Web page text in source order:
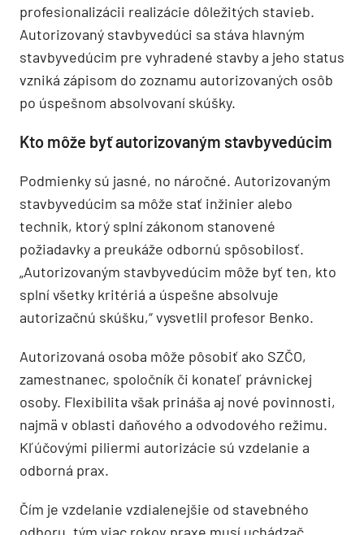
profesionalizácii realizácie dôležitých stavieb.
Autorizovaný stavbyvedúci sa stáva hlavným
stavbyvedúcim pre vyhradené stavby a jeho status
vzniká zápisom do zoznamu autorizovaných osôb
po úspešnom absolvovaní skúšky.
Kto môže byť autorizovaným stavbyvedúcim
Podmienky sú jasné, no náročné. Autorizovaným
stavbyvedúcim sa môže stať inžinier alebo
technik, ktorý splní zákonom stanovené
požiadavky a preukáže odbornú spôsobilosť.
„Autorizovaným stavbyvedúcim môže byť ten, kto
splní všetky kritériá a úspešne absolvuje
autorizačnú skúšku,“ vysvetlil profesor Benko.
Autorizovaná osoba môže pôsobiť ako SZČO,
zamestnanec, spoločník či konateľ právnickej
osoby. Flexibilita však prináša aj nové povinnosti,
najmä v oblasti daňového a odvodového režimu.
Kľúčovými piliermi autorizácie sú vzdelanie a
odborná prax.
Čím je vzdelanie vzdialenejšie od stavebného